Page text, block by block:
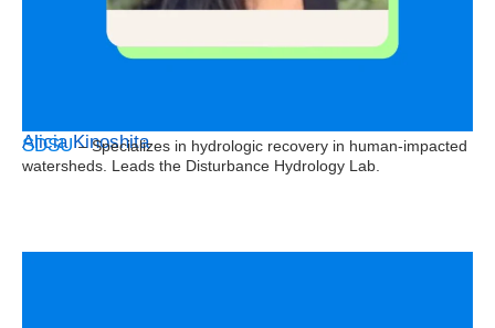
Alicia Kinoshita
SDSU– Specializes in hydrologic recovery in human-impacted
watersheds. Leads the Disturbance Hydrology Lab.